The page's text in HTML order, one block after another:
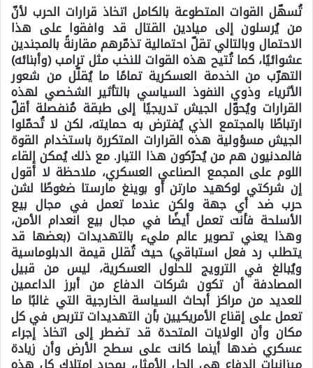
تُسهّل القوات المتطوعة بالكامل اتخاذ قرارات الحرب لأنّ
من يُرسلون إلى ميادين القتال قد وافقوا على هذا
الاحتمال وبالتالي تقلّ احتمالية تذمّرهم مقارنةً بالمجندين
عشوائيًا، كما تُتيح هذه القوات للنخب مثل ترامب (وأبنائه)
التهرّب من الخدمة العسكرية تمامًا ما يُقلّل من شعور
الأثرياء وذوي النفوذ السياسي بالتأثير الشخصي لهذه
القرارات ويُحوّل الجيش تدريجيًا إلى طبقة مُنفصلة أقلّ
ارتباطًا بالمجتمع الذي يُفترض به حمايته، لكن لا تُحمّلوا
الجيش مسؤولية هذه القرارات المتكررة باستخدام القوة
فالمدنيون هم من يُحرّكون هذا التيار. مع ذلك يُمكن إلقاء
اللوم على المجمع الصناعي العسكري، ملاحظة لا أقول
إن شركتي لوكهيد مارتن أو بوينغ مارستا ضغوطًا لشن
حرب ضد أي جهة ولكن عندما تعمل في مجال بيع
الأسلحة فأنت تعمل أيضًا في مجال بيع انعدام الأمن،
وهذا يعني تصوير عالم مليء بالتهديدات (بعضها قد
يتطلب رد فعل استباقي) حيث تُقلل قيمة الدبلوماسية
ويُبالغ في الترويج للحلول العسكرية، ليس من قبيل
المصادفة أن تكون شركات الدفاع من أبرز الداعمين
للعديد من مراكز أبحاث السياسة الخارجية التي غالبًا ما
تعمل على إقناع الأمريكيين بأن التهديدات تتربص في كل
مكان وأن الولايات المتحدة قد تضطر إلى اتخاذ إجراء
عسكري ضدها أينما كانت على سطح الأرض وأن زيادة